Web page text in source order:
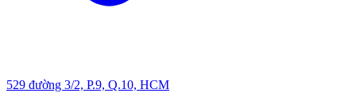
529 đường 3/2, P.9, Q.10, HCM